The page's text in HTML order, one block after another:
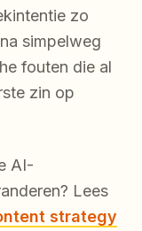
zo
simpelweg
fouten die al
zin op
AI-
Lees
strategy